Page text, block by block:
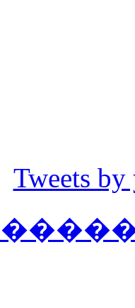
Tweets